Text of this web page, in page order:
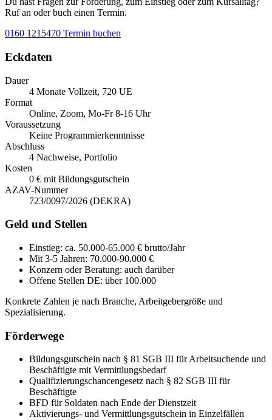
Ruf an oder buch einen Termin.
0160 1215470 Termin buchen
Eckdaten
Dauer
4 Monate Vollzeit, 720 UE
Format
Online, Zoom, Mo-Fr 8-16 Uhr
Voraussetzung
Keine Programmierkenntnisse
Abschluss
4 Nachweise, Portfolio
Kosten
0 € mit Bildungsgutschein
AZAV-Nummer
723/0097/2026 (DEKRA)
Geld und Stellen
Einstieg: ca. 50.000-65.000 € brutto/Jahr
Mit 3-5 Jahren: 70.000-90.000 €
Konzern oder Beratung: auch darüber
Offene Stellen DE: über 100.000
Konkrete Zahlen je nach Branche, Arbeitgebergröße und
Spezialisierung.
Förderwege
Bildungsgutschein nach § 81 SGB III für Arbeitsuchende und
Beschäftigte mit Vermittlungsbedarf
Qualifizierungschancengesetz nach § 82 SGB III für
Beschäftigte
BFD für Soldaten nach Ende der Dienstzeit
Aktivierungs- und Vermittlungsgutschein in Einzelfällen